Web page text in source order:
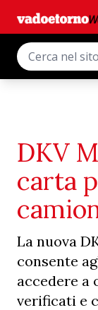
DKV
carta
La nuova
consente
accedere a
verificati e